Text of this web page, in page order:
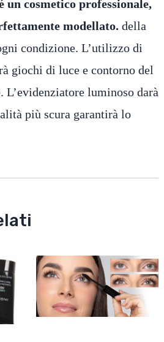
un cosmetico professionale,
modellato. della
condizione. L’utilizzo di
giochi di luce e contorno del
L’evidenziatore luminoso darà
più scura garantirà lo